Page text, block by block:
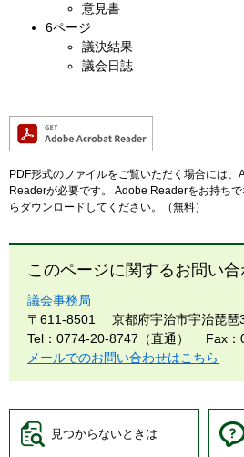
意見書
6ページ
議決結果
議会日誌
PDF形式のファイルをご覧いただく場合には
Readerが必要です。
Adobe Readerをお持ち
らダウンロードしてください。（無料）
このページに関するお問い
議会事務局
〒611-8501
京都府宇治市宇治琵琶
Tel：0774-20-8747（直通）
Fax
メールでのお問い合わせはこちら
見つからないときは